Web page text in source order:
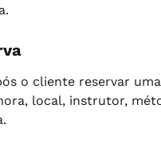
o cliente reservar
local, instrutor,